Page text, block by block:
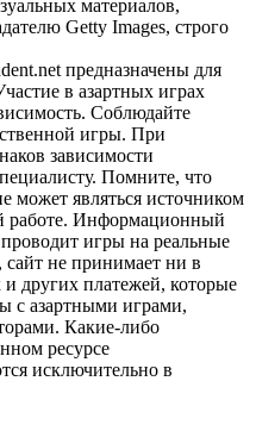
материалов,
Getty Images, строго
предназначены для
в азартных играх
Соблюдайте
игры. При
зависимости
Помните, что
может являться источником
работе. Информационный
игры на реальные
не принимает ни в
других платежей, которые
с азартными играми,
Какие-либо
ресурсе
исключительно в